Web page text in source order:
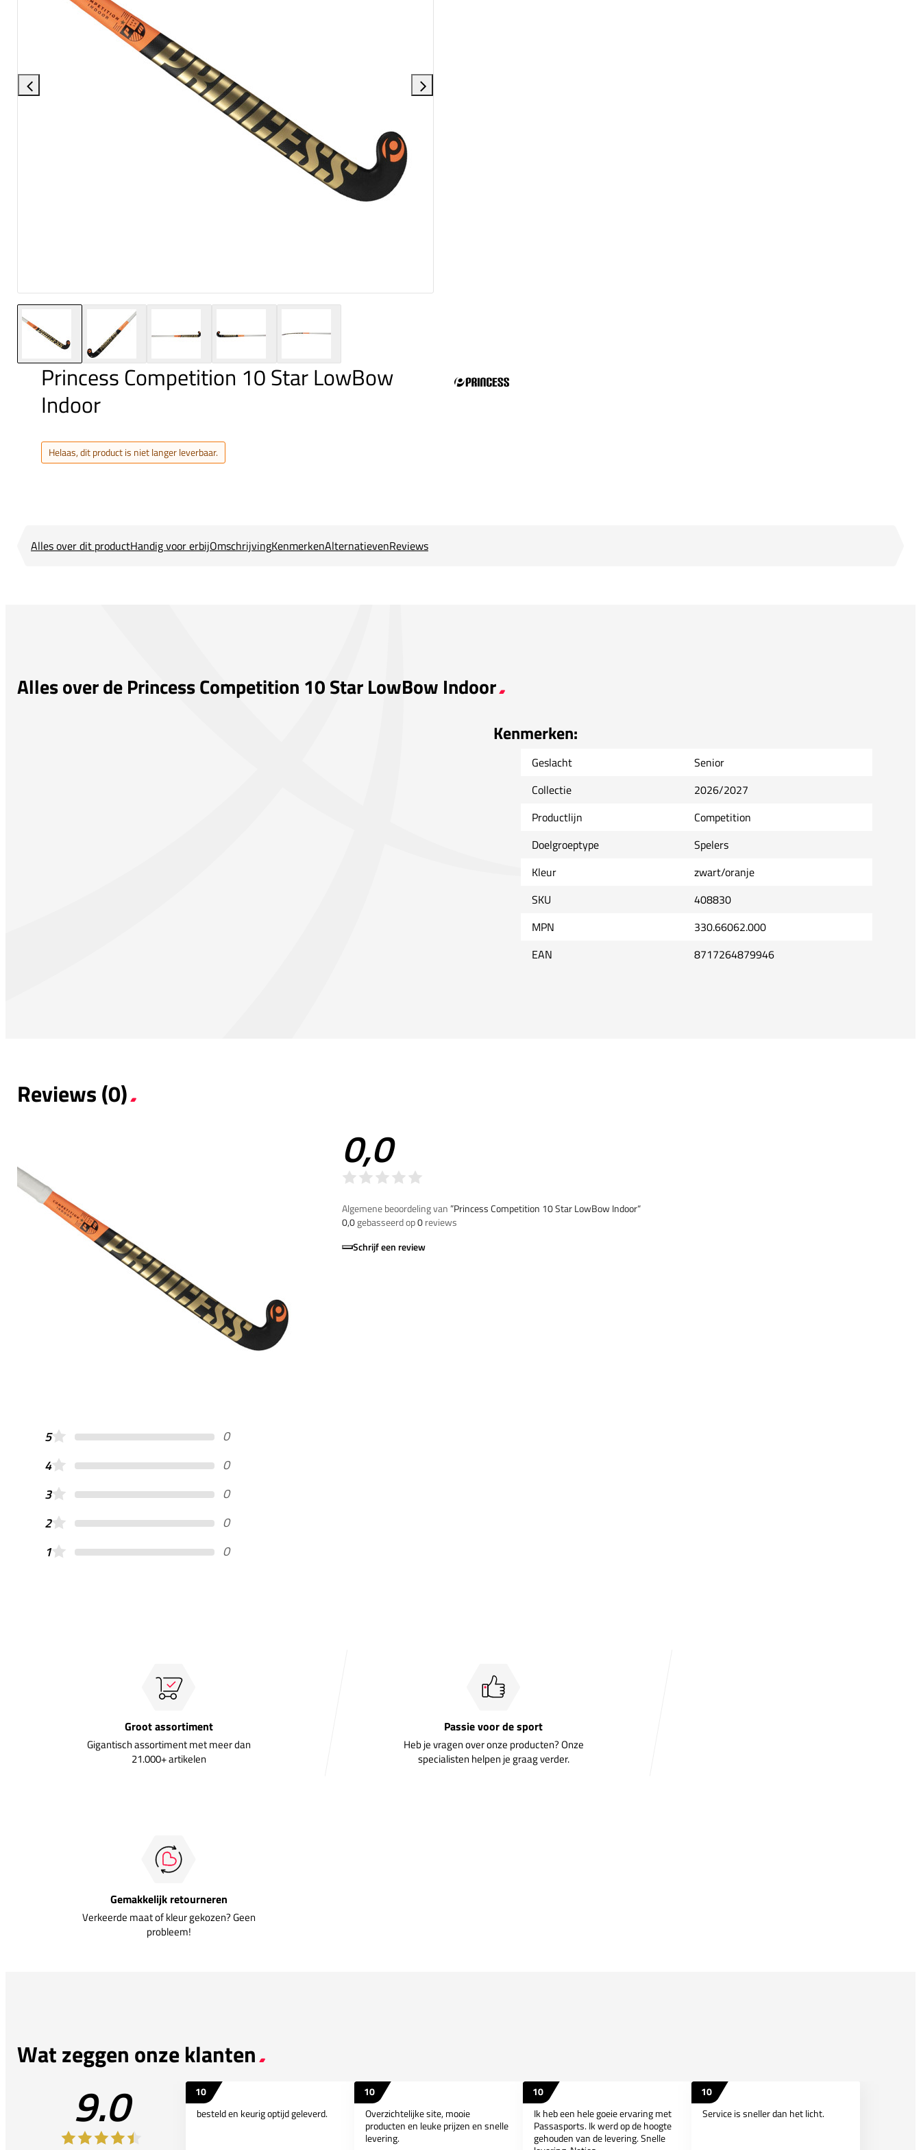
Princess Competition 10 Star LowBow
Indoor
Helaas, dit product is niet langer leverbaar.
Alles over dit productHandig voor erbijOmschrijvingKenmerkenAlternatievenReviews
Alles over de Princess Competition 10 Star LowBow Indoor
Kenmerken:
Geslacht
Senior
Collectie
2026/2027
Productlijn
Competition
Doelgroeptype
Spelers
Kleur
zwart/oranje
SKU
408830
MPN
330.66062.000
EAN
8717264879946
Reviews (0)
0,0
Algemene beoordeling van”Princess Competition 10 Star LowBow Indoor“
0,0gebasseerd op0reviews
Schrijf een review
5
0
4
0
3
0
2
0
1
0
Groot assortiment
Gigantisch assortiment met meer dan
21.000+ artikelen
Passie voor de sport
Heb je vragen over onze producten? Onze
specialisten helpen je graag verder.
Gemakkelijk retourneren
Verkeerde maat of kleur gekozen? Geen
probleem!
Wat zeggen onze klanten
9.0
10
besteld en keurig optijd geleverd.
10
Overzichtelijke site, mooie
producten en leuke prijzen en snelle
levering.
10
Ik heb een hele goeie ervaring met
Passasports. Ik werd op de hoogte
gehouden van de levering. Snelle
10
Service is sneller dan het licht.